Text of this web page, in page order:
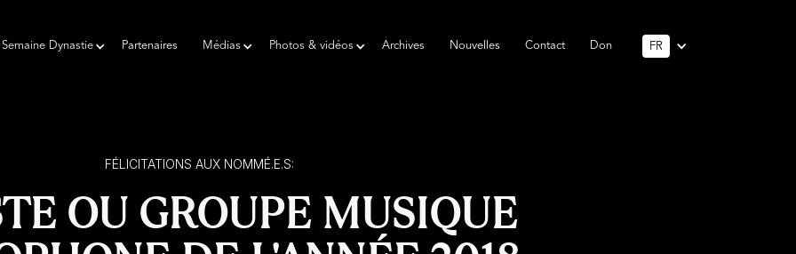
Semaine Dynastie Partenaires Médias Photos & vidéos Archives Nouvelles Contact Don FR
FÉLICITATIONS AUX NOMMÉ.E.S:
OU GROUPE MUSIQUE